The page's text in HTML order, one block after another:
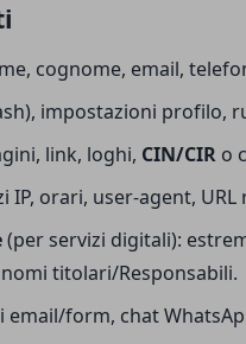
cognome, email,
impostazioni profilo,
link, loghi, CIN/CIR o
IP, orari, user-agent,
(per servizi digitali):
titolari/Responsabili.
email/form, chat